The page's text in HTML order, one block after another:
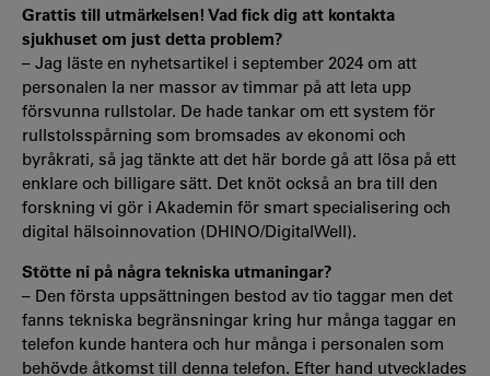
Grattis till utmärkelsen! Vad fick dig att kontakta
sjukhuset om just detta problem?
– Jag läste en nyhetsartikel i september 2024 om att
personalen la ner massor av timmar på att leta upp
försvunna rullstolar. De hade tankar om ett system för
rullstolsspårning som bromsades av ekonomi och
byråkrati, så jag tänkte att det här borde gå att lösa på ett
enklare och billigare sätt. Det knöt också an bra till den
forskning vi gör i Akademin för smart specialisering och
digital hälsoinnovation (DHINO/DigitalWell).
Stötte ni på några tekniska utmaningar?
– Den första uppsättningen bestod av tio taggar men det
fanns tekniska begränsningar kring hur många taggar en
telefon kunde hantera och hur många i personalen som
behövde åtkomst till denna telefon. Efter hand utvecklades